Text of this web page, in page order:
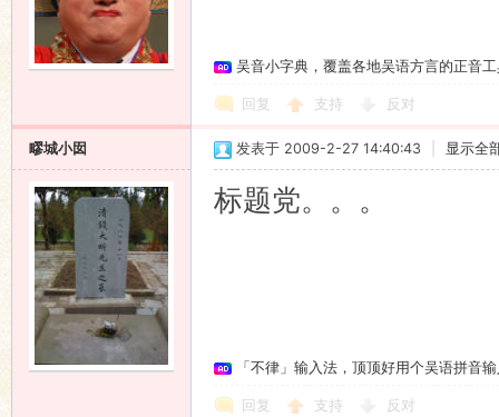
吴音小字典，覆盖各地吴语方言的正音
回复 支持 反对
疁城小囡 发表于 2009-2-27 14:40:43 显示全
标题党。。。
「不律」输入法，顶顶好用个吴语拼音
回复 支持 反对